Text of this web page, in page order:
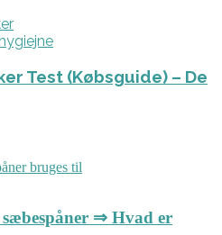
Test (Købsguide) – De
⇒ Hvad er